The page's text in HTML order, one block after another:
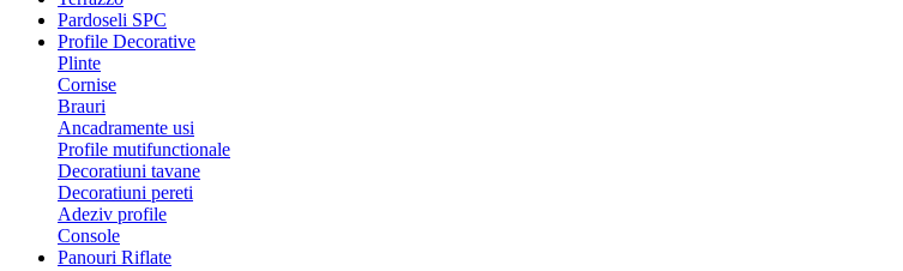
Pardoseli SPC
Profile Decorative
Plinte
Cornise
Brauri
Ancadramente usi
Profile mutifunctionale
Decoratiuni tavane
Decoratiuni pereti
Adeziv profile
Console
Panouri Riflate